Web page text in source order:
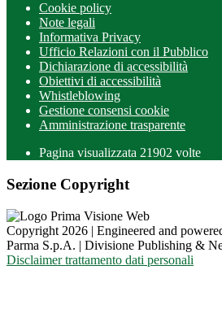
Cookie policy
Note legali
Informativa Privacy
Ufficio Relazioni con il Pubblico
Dichiarazione di accessibilità
Obiettivi di accessibilità
Whistleblowing
Gestione consensi cookie
Amministrazione trasparente
Pagina visualizzata 21902 volte
Sezione Copyright
Copyright 2026 | Engineered and
Parma S.p.A. | Divisione Publishing &
Disclaimer trattamento dati personali